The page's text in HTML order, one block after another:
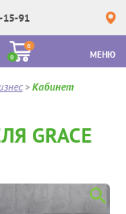
15-91
0
0
МЕНЮ
>Кабинет
GRACE